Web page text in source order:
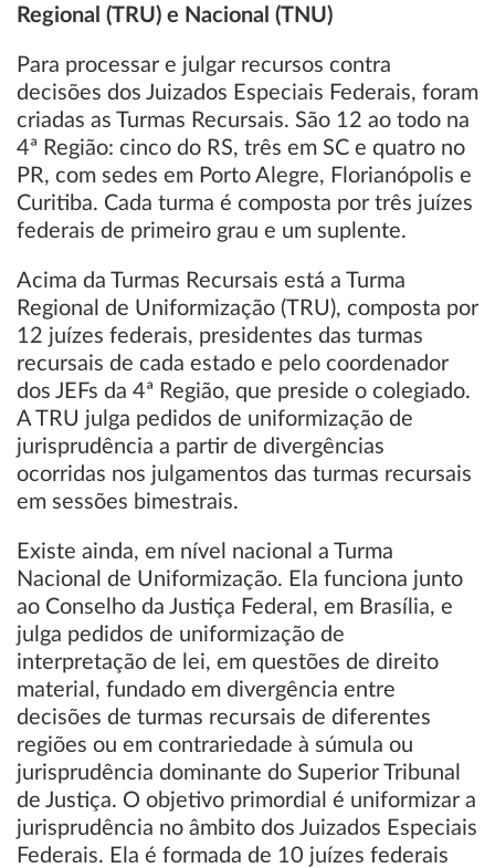
Regional (TRU) e Nacional (TNU)
Para processar e julgar recursos contra
decisões dos Juizados Especiais Federais, foram
criadas as Turmas Recursais. São 12 ao todo na
4ª Região: cinco do RS, três em SC e quatro no
PR, com sedes em Porto Alegre, Florianópolis e
Curitiba. Cada turma é composta por três juízes
federais de primeiro grau e um suplente.
Acima da Turmas Recursais está a Turma
Regional de Uniformização (TRU), composta por
12 juízes federais, presidentes das turmas
recursais de cada estado e pelo coordenador
dos JEFs da 4ª Região, que preside o colegiado.
A TRU julga pedidos de uniformização de
jurisprudência a partir de divergências
ocorridas nos julgamentos das turmas recursais
em sessões bimestrais.
Existe ainda, em nível nacional a Turma
Nacional de Uniformização. Ela funciona junto
ao Conselho da Justiça Federal, em Brasília, e
julga pedidos de uniformização de
interpretação de lei, em questões de direito
material, fundado em divergência entre
decisões de turmas recursais de diferentes
regiões ou em contrariedade à súmula ou
jurisprudência dominante do Superior Tribunal
de Justiça. O objetivo primordial é uniformizar a
jurisprudência no âmbito dos Juizados Especiais
Federais. Ela é formada de 10 juízes federais